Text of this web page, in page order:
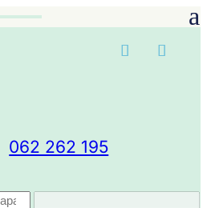
062 262 195